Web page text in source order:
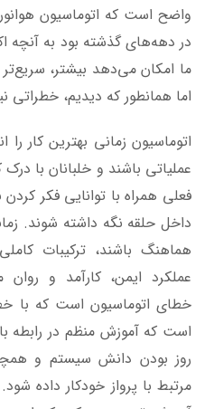
واضح است که اتوماسیون
در دهه‌های گذشته بود به آنچه
ما امکان می‌دهد بیشتر،
اما همانطور که دیدیم، خطراتی
اتوماسیون زمانی بهترین کار
عملیاتی باشند و خلبانان با
فعلی همراه با توانایی فکر
داخل حلقه نگه داشته شوند.
هماهنگ باشند، ترکیبات
عملکرد ایمن، کارآمد و
خطای اتوماسیون است که با
است که آموزش منظم در رابطه
روز بودن دانش سیستم و
مرتبط با پرواز خودکار داده